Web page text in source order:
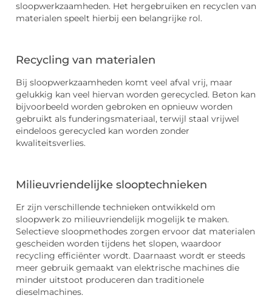
sloopwerkzaamheden. Het hergebruiken en recyclen van
materialen speelt hierbij een belangrijke rol.
Recycling van materialen
Bij sloopwerkzaamheden komt veel afval vrij, maar
gelukkig kan veel hiervan worden gerecycled. Beton kan
bijvoorbeeld worden gebroken en opnieuw worden
gebruikt als funderingsmateriaal, terwijl staal vrijwel
eindeloos gerecycled kan worden zonder
kwaliteitsverlies.
Milieuvriendelijke slooptechnieken
Er zijn verschillende technieken ontwikkeld om
sloopwerk zo milieuvriendelijk mogelijk te maken.
Selectieve sloopmethodes zorgen ervoor dat materialen
gescheiden worden tijdens het slopen, waardoor
recycling efficiënter wordt. Daarnaast wordt er steeds
meer gebruik gemaakt van elektrische machines die
minder uitstoot produceren dan traditionele
dieselmachines.